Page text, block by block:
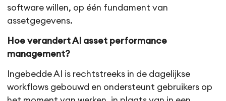
software willen, op één fundament van
assetgegevens.
Hoe verandert AI asset performance
management?
Ingebedde AI is rechtstreeks in de dagelijkse
workflows gebouwd en ondersteunt gebruikers op